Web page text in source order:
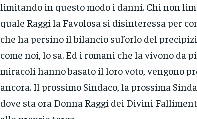
limitando in questo modo i danni. Chi non
quale Raggi la Favolosa si disinteressa per
che ha persino il bilancio sul’orlo del
come noi, lo sa. Ed i romani che la vivono da
miracoli hanno basato il loro voto, vengono
ancora. Il prossimo Sindaco, la prossima
dove sta ora Donna Raggi dei Divini